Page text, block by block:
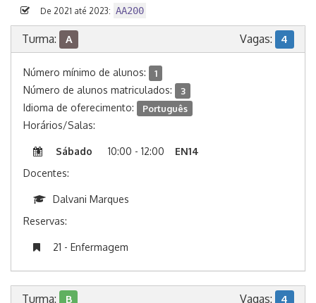
De 2021 até 2023: AA200
Turma: A Vagas: 4
Número mínimo de alunos: 1
Número de alunos matriculados: 3
Idioma de oferecimento: Português
Horários/Salas:
Sábado 10:00 - 12:00
EN14
Docentes:
Dalvani Marques
Reservas:
21 - Enfermagem
Turma: B Vagas: 4